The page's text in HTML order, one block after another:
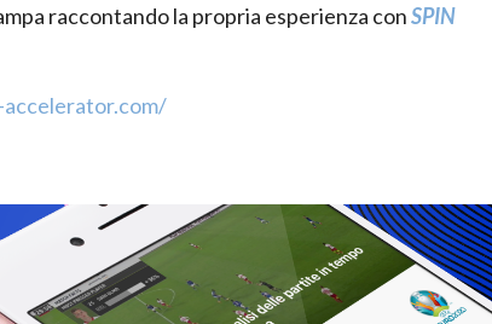
raccontando la propria esperienza conSPIN